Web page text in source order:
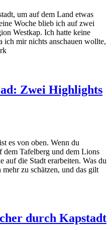
um auf dem Land etwas
Woche blieb ich auf zwei
Westkap. Ich hatte keine
ich mir nichts anschauen wollte,
Zwei Highlights
es von oben. Wenn du
dem Tafelberg und dem Lions
auf die Stadt erarbeiten. Was du
zu schätzen, und das gilt
durch Kapstadt